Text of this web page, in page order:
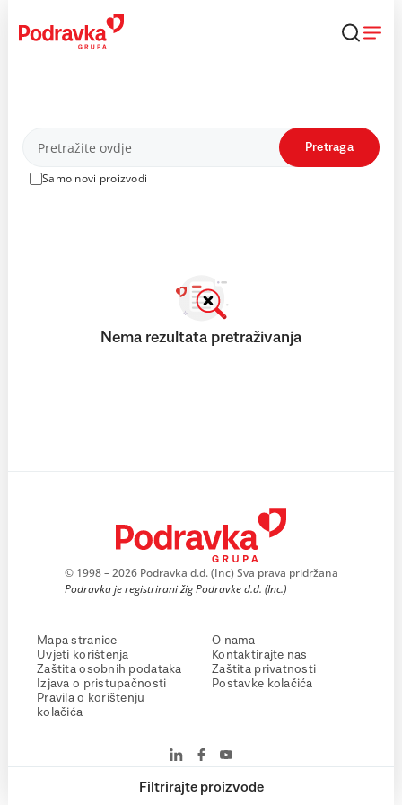
content
Proizvodi
Samo novi proizvodi
Pretraga
Filtrirajte proizvode
Nema rezultata pretraživanja
© 1998 – 2026 Podravka d.d. (Inc) Sva prava pridržana
Podravka je registrirani žig Podravke d.d. (Inc.)
Mapa stranice
Uvjeti korištenja
Zaštita osobnih podataka
Izjava o pristupačnosti
Pravila o korištenju
kolačića
O nama
Kontaktirajte nas
Zaštita privatnosti
Postavke kolačića